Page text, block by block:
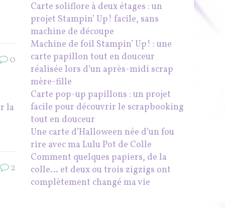
0
la
2
Carte soliflore à deux étages : un
projet Stampin’ Up! facile, sans
machine de découpe
Machine de foil Stampin’ Up! : une
carte papillon tout en douceur
réalisée lors d’un après-midi scrap
mère-fille
Carte pop-up papillons : un projet
facile pour découvrir le scrapbooking
tout en douceur
Une carte d’Halloween née d’un fou
rire avec ma Lulu Pot de Colle
Comment quelques papiers, de la
colle… et deux ou trois zigzigs ont
complètement changé ma vie